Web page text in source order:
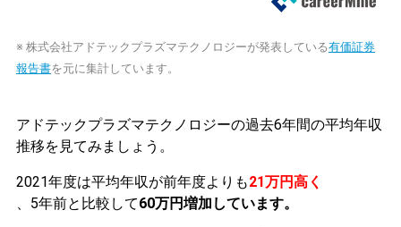
※ 株式会社アドテックプラズマテクノロジーが発表している有価証券
報告書を元に集計しています。
アドテックプラズマテクノロジーの過去6年間の平均年収
推移を見てみましょう。
2021年度は平均年収が前年度よりも21万円高く
、5年前と比較して60万円増加しています。